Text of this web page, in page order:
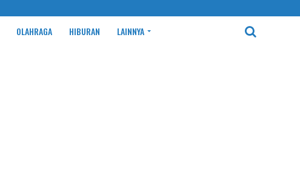
OLAHRAGA HIBURAN LAINNYA